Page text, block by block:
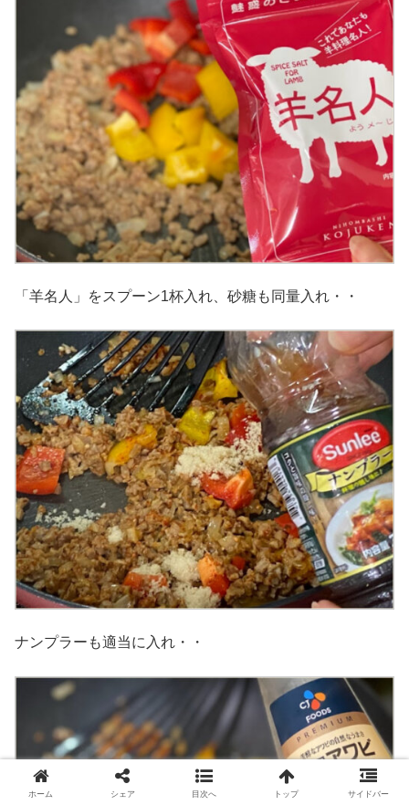
「羊名人」をスプーン1杯入れ、砂糖も同量入れ・・
ナンプラーも適当に入れ・・
ホーム シェア 目次へ トップ サイドバー